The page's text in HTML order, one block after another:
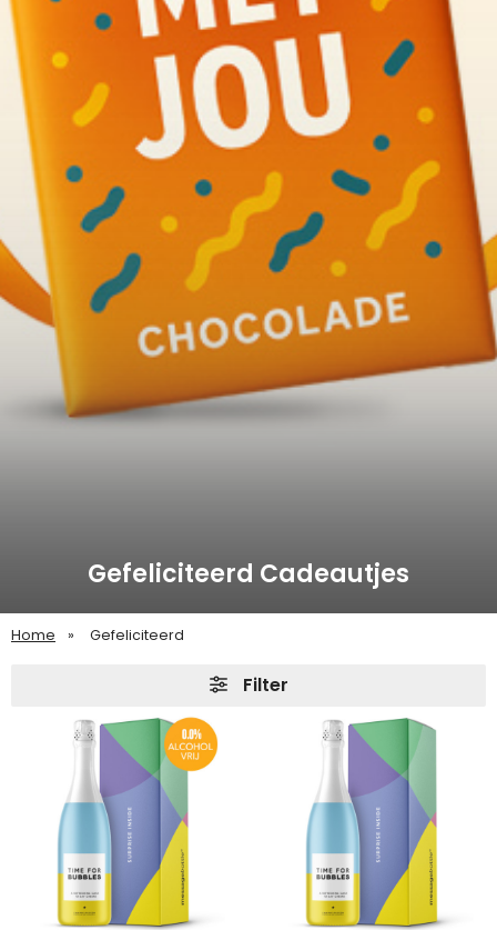
Gefeliciteerd Cadeautjes
Home Gefeliciteerd
Filter